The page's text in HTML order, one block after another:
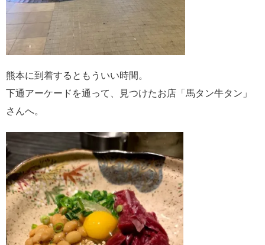
熊本に到着するともういい時間。
下通アーケードを通って、見つけたお店「馬タン牛タン」
さんへ。